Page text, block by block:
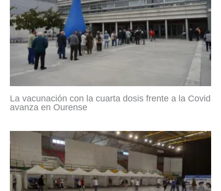
La vacunación con la cuarta dosis frente a la Covid
avanza en Ourense